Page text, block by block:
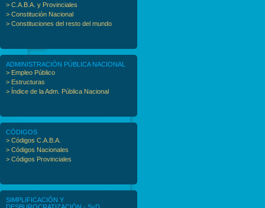
> C.A.B.A. y Provinciales
> Constitución Nacional
> Constituciones del resto del mundo
ADMINISTRACIÓN PÚBLICA NACIONAL
> Empleo Público
> Estructuras
> Índice de la Adm. Pública Nacional
CÓDIGOS
> Códigos C.A.B.A.
> Códigos Nacionales
> Códigos Provinciales
SIMPLIFICACIÓN Y